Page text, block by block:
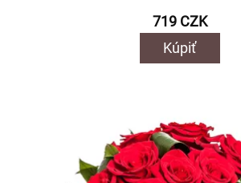
719 CZK
Kúpiť